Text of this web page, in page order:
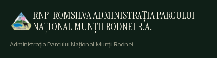
RNP-ROMSILVA ADMINISTRAȚIA PARCULUI
NAȚIONAL MUNȚII RODNEI R.A.
Administrația Parcului Național Munții Rodnei